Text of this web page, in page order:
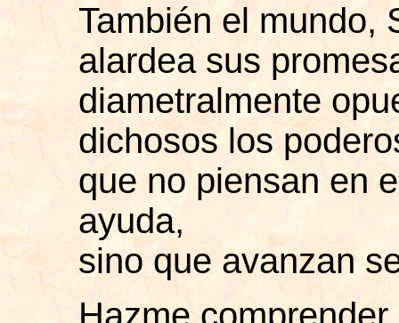
También el mundo,
alardea sus
diametralmente
dichosos los
que no piensan en
ayuda,
sino que avanzan
Hazme